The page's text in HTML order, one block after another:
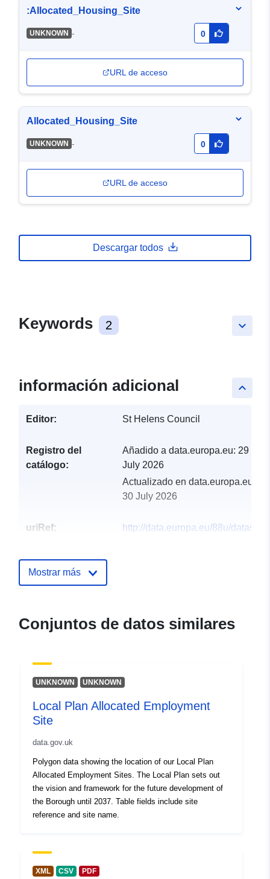
:Allocated_Housing_Site
UNKNOWN - 0
URL de acceso
Allocated_Housing_Site
UNKNOWN - 0
URL de acceso
Descargar todos
keyboard_arrow_down
Keywords 2
keyboard_arrow_up
información adicional
Editor: St Helens Council
Registro del
catálogo:
Añadido a data.europa.eu: 29
July 2026
Actualizado en data.europa.eu:
30 July 2026
uriRef:
http://data.europa.eu/88u/dataset/
Mostrar más
Conjuntos de datos similares
UNKNOWN UNKNOWN
Local Plan Allocated Employment
Site
data.gov.uk
Polygon data showing the location of our Local Plan
Allocated Employment Sites. The Local Plan sets out
the vision and framework for the future development of
the Borough until 2037. Table fields include site
reference and site name.
XML CSV PDF